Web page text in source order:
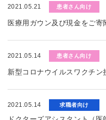
2021.05.21 患者さん向け
医療用ガウン及び現金をご寄
2021.05.14 患者さん向け
新型コロナウイルスワクチン
2021.05.14 求職者向け